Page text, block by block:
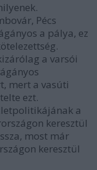
Pécs
a pálya, ez
a varsói
mert a vasúti
ezt.
a
keresztül
most már
keresztül